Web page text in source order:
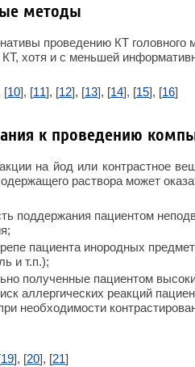
методы
проведению КТ головного
КТ, хотя и с меньшей
[10], [11], [12], [13], [14], [15], [16]
к проведению
на йод или контрастное
раствора может
поддержания пациентом
пациента инородных
и т.п.);
полученные пациентом
аллергических реакций
необходимости
19], [20], [21]